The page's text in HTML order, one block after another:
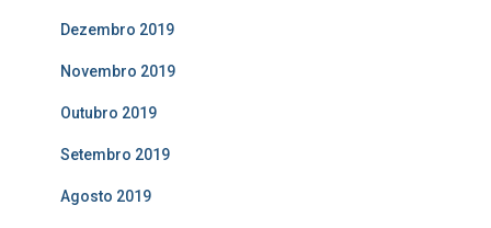
Dezembro 2019
Novembro 2019
Outubro 2019
Setembro 2019
Agosto 2019